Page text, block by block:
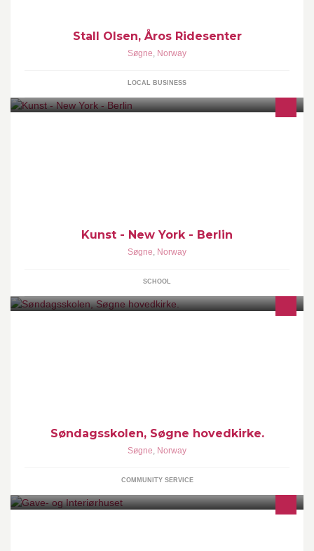
Stall Olsen, Åros Ridesenter
Søgne, Norway
LOCAL BUSINESS
Kunst - New York - Berlin
Søgne, Norway
SCHOOL
Søndagsskolen, Søgne hovedkirke.
Søgne, Norway
COMMUNITY SERVICE